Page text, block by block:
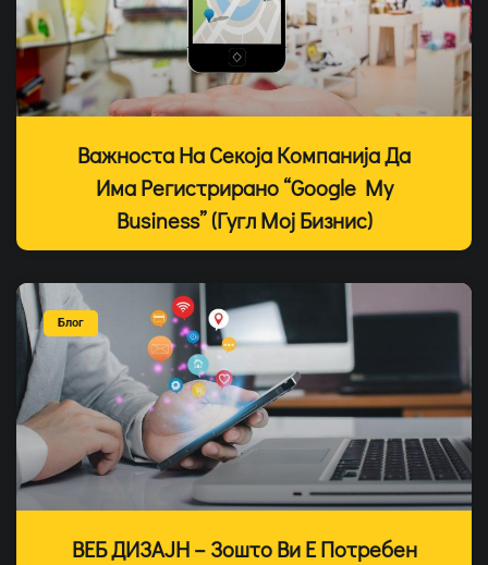
Важноста На Секоја Компанија Да
Има Регистрирано “Google My
Business” (Гугл Мој Бизнис)
Блог
ВЕБ ДИЗАЈН – Зошто Ви Е Потребен